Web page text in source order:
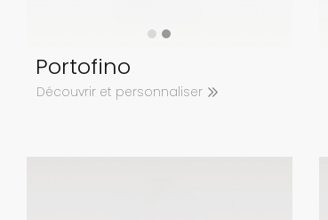
Portofino
Découvrir et personnaliser